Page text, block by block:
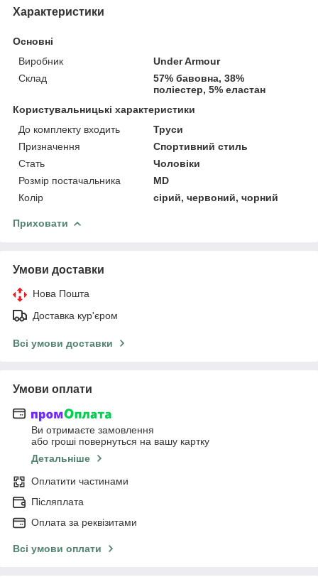
Характеристики
Основні
Виробник
Under Armour
Склад
57% бавовна, 38%
поліестер, 5% еластан
Користувальницькі характеристики
До комплекту входить
Труси
Призначення
Спортивний стиль
Стать
Чоловіки
Розмір постачальника
MD
Колір
сірий, червоний, чорний
Приховати
Умови доставки
Нова Пошта
Доставка кур'єром
Всі умови доставки
Умови оплати
Ви отримаєте замовлення
або гроші повернуться на вашу картку
Детальніше
Оплатити частинами
Післяплата
Оплата за реквізитами
Всі умови оплати